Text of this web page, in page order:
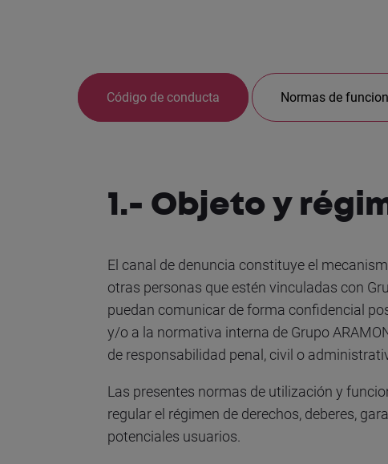
Código de conducta Normas de
1.- Objeto y
El canal de denuncia constituye el
otras personas que estén vinculadas con
puedan comunicar de forma confidencial
y/o a la normativa interna de Grupo
de responsabilidad penal, civil o
Las presentes normas de utilización y
regular el régimen de derechos, deberes,
potenciales usuarios.